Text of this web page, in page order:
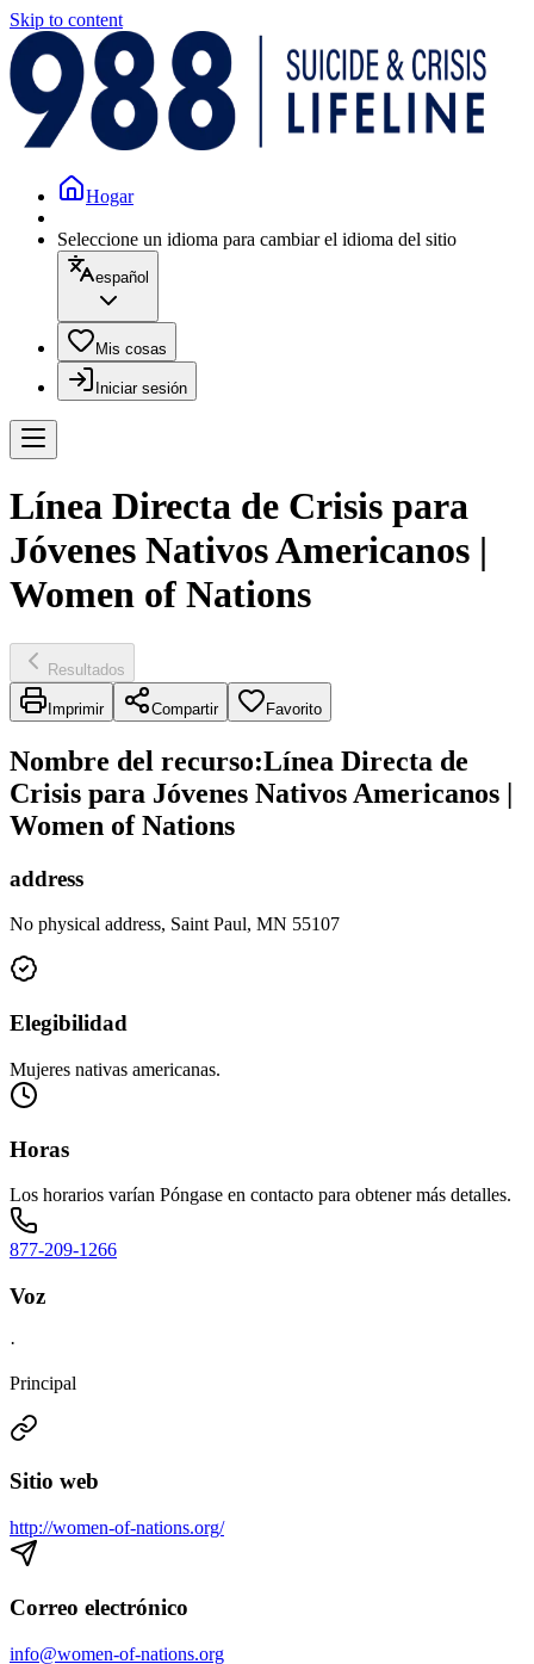
Skip to content
Hogar
Seleccione un idioma para cambiar el idioma del sitio
español
Mis cosas
Iniciar sesión
Línea Directa de Crisis para
Jóvenes Nativos Americanos |
Women of Nations
Resultados
Imprimir Compartir Favorito
Nombre del recurso:Línea Directa de
Crisis para Jóvenes Nativos Americanos |
Women of Nations
address
No physical address, Saint Paul, MN 55107
Elegibilidad
Mujeres nativas americanas.
Horas
Los horarios varían Póngase en contacto para obtener más detalles.
877-209-1266
Voz
·
Principal
Sitio web
http://women-of-nations.org/
Correo electrónico
info@women-of-nations.org